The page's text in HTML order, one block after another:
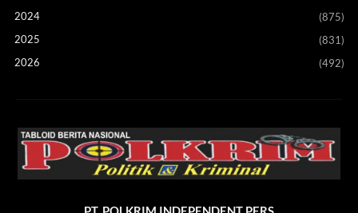
2024
(875)
2025
(831)
2026
(492)